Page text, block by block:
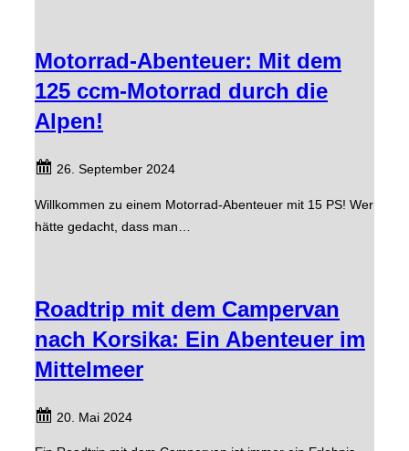
Motorrad-Abenteuer: Mit dem
125 ccm-Motorrad durch die
Alpen!
26. September 2024
Willkommen zu einem Motorrad-Abenteuer mit 15 PS! Wer
hätte gedacht, dass man…
Roadtrip mit dem Campervan
nach Korsika: Ein Abenteuer im
Mittelmeer
20. Mai 2024